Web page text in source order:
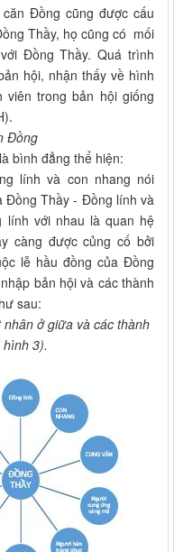
Đồng cũng được cấu
Thầy, họ cũng có mối
Đồng Thầy. Quá trình
hội, nhận thấy về hình
trong bản hội giống
Đồng
bình đẳng thể hiện:
lính và con nhang nói
Đồng Thầy - Đồng lính và
lính với nhau là quan hệ
càng được củng cố bởi
lễ hầu đồng của Đồng
bản hội và các thành
sau:
ở giữa và các thành
3).